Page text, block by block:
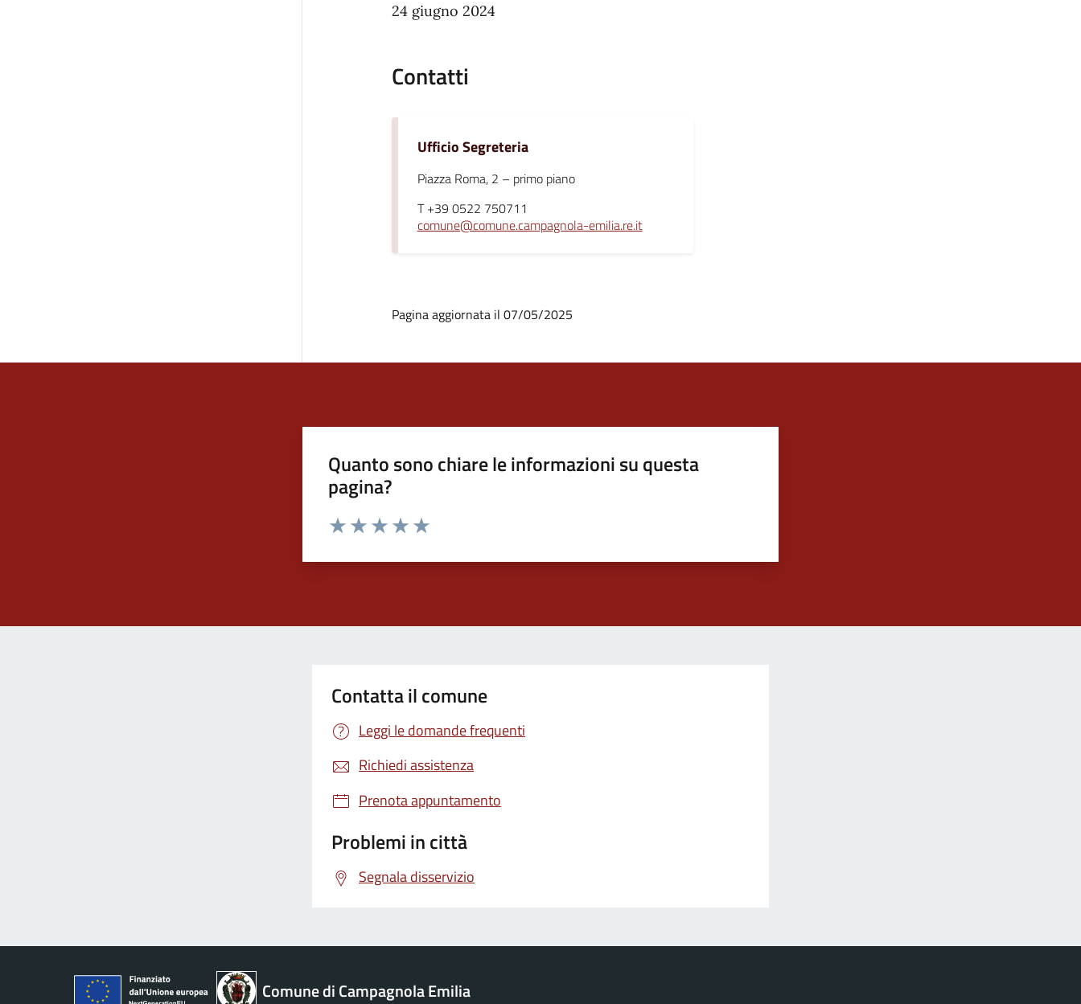
24 giugno 2024
Contatti
Ufficio Segreteria
Piazza Roma, 2 – primo piano
T +39 0522 750711
comune@comune.campagnola-emilia.re.it
Pagina aggiornata il 07/05/2025
Quanto sono chiare le informazioni su questa
pagina?
Contatta il comune
Leggi le domande frequenti
Richiedi assistenza
Prenota appuntamento
Problemi in città
Segnala disservizio
Comune di Campagnola Emilia